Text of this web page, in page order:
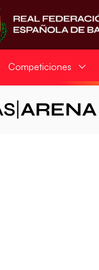
Competiciones